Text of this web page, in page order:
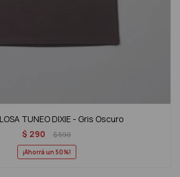
TUNEO DIXIE - Gris Oscuro
$ 290 $590
50